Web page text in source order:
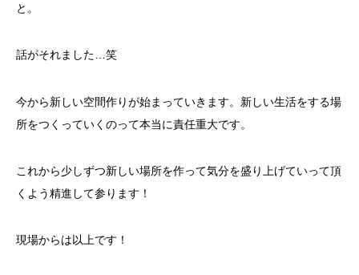
と。
話がそれました…笑
今から新しい空間作りが始まっていきます。新しい生活をする場
所をつくっていくのって本当に責任重大です。
これから少しずつ新しい場所を作って気分を盛り上げていって頂
くよう精進して参ります！
現場からは以上です！